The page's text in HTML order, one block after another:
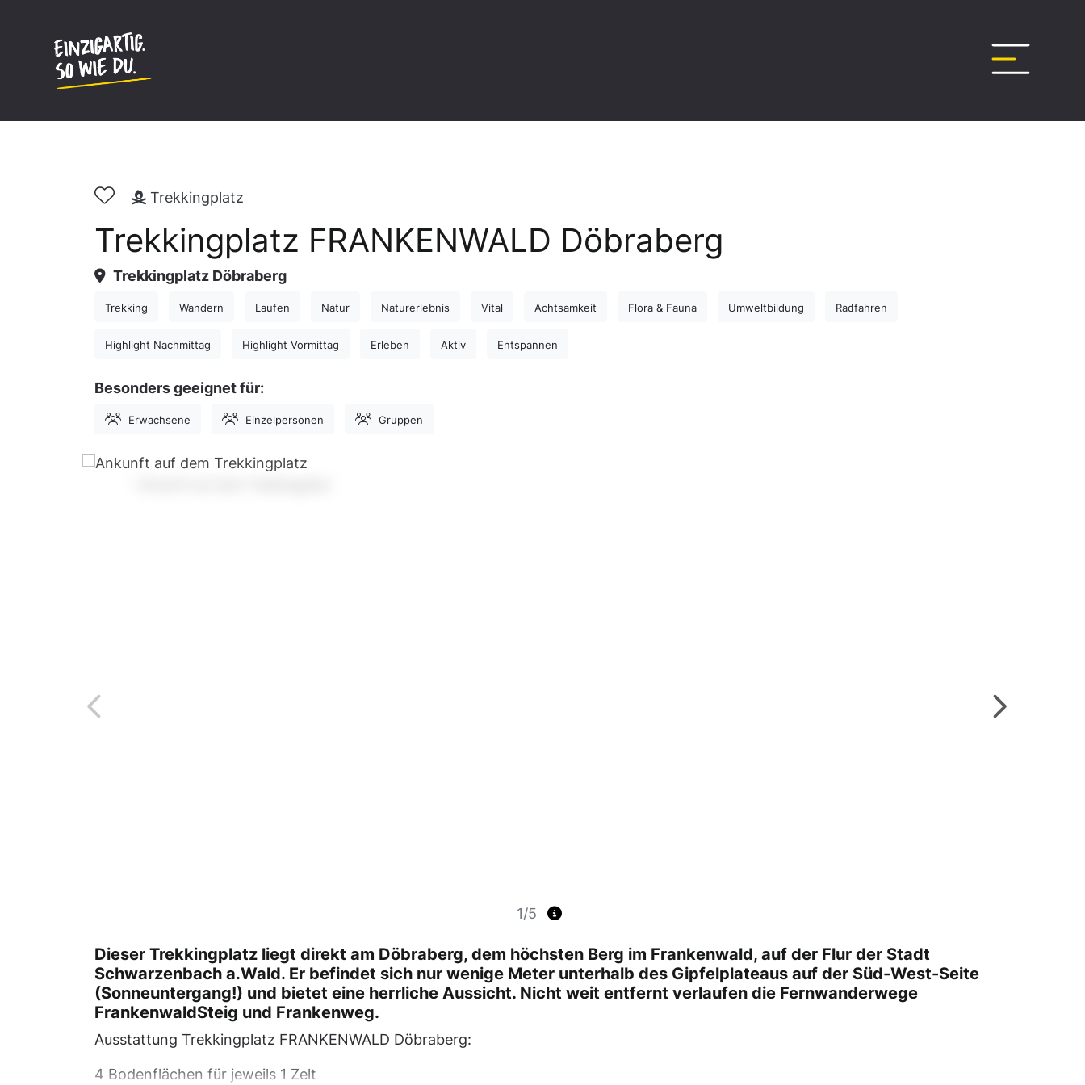
Trekkingplatz
Trekkingplatz FRANKENWALD Döbraberg
Trekkingplatz Döbraberg
Trekking Wandern Laufen Natur Naturerlebnis Vital Achtsamkeit Flora & Fauna Umweltbildung Radfahren
Highlight Nachmittag Highlight Vormittag Erleben Aktiv Entspannen
Besonders geeignet für:
Erwachsene Einzelpersonen Gruppen
1/5
Dieser Trekkingplatz liegt direkt am Döbraberg, dem höchsten Berg im Frankenwald, auf der Flur der Stadt
Schwarzenbach a.Wald. Er befindet sich nur wenige Meter unterhalb des Gipfelplateaus auf der Süd-West-Seite
(Sonneuntergang!) und bietet eine herrliche Aussicht. Nicht weit entfernt verlaufen die Fernwanderwege
FrankenwaldSteig und Frankenweg.
Ausstattung Trekkingplatz FRANKENWALD Döbraberg:
4 Bodenflächen für jeweils 1 Zelt